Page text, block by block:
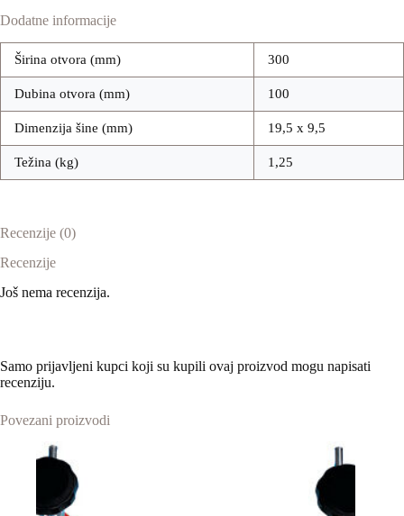
Dodatne informacije
Širina otvora (mm) 300
Dubina otvora (mm) 100
Dimenzija šine (mm) 19,5 x 9,5
Težina (kg) 1,25
Recenzije (0)
Recenzije
Još nema recenzija.
Samo prijavljeni kupci koji su kupili ovaj proizvod mogu napisati
recenziju.
Povezani proizvodi